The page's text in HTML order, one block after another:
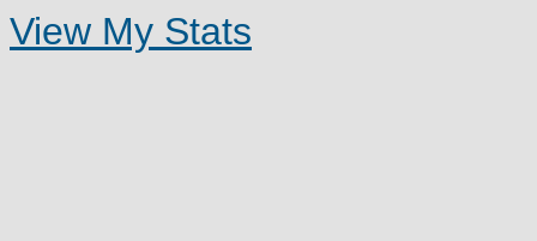
View My Stats